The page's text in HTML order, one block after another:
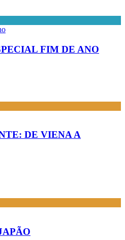
FIM DE ANO
DE VIENA A